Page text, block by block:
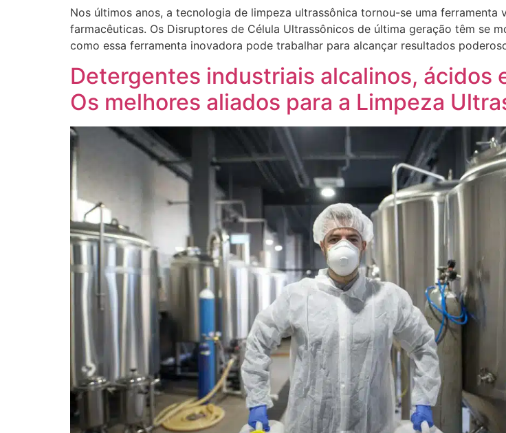
Nos últimos anos, a tecnologia de limpeza ultrassônica tornou-se uma
farmacêuticas. Os Disruptores de Célula Ultrassônicos de última geração têm se
como essa ferramenta inovadora pode trabalhar para alcançar resultados
Detergentes industriais alcalinos, ácidos
Os melhores aliados para a Limpeza